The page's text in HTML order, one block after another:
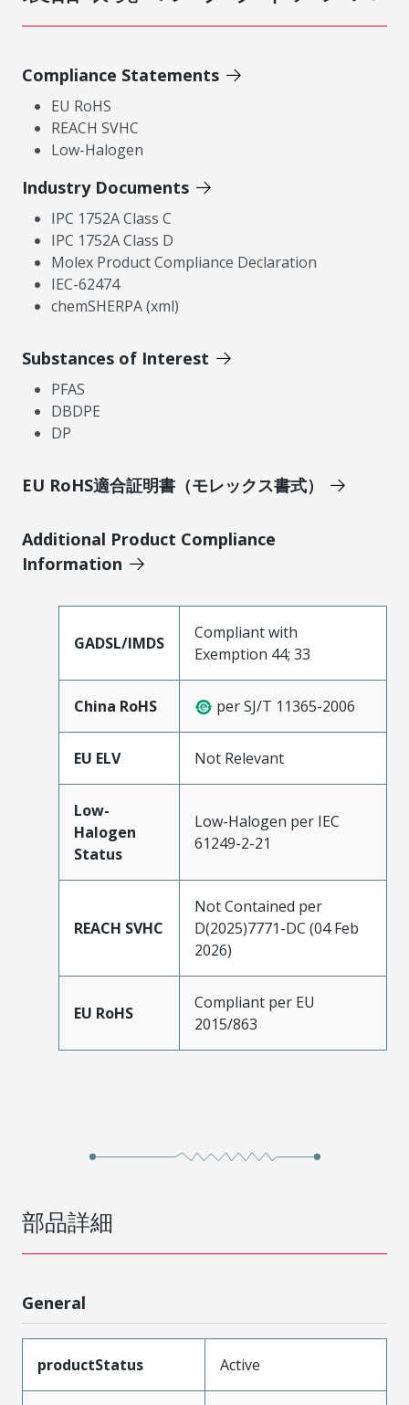
Compliance Statements
EU RoHS
REACH SVHC
Low-Halogen
Industry Documents
IPC 1752A Class C
IPC 1752A Class D
Molex Product Compliance Declaration
IEC-62474
chemSHERPA (xml)
Substances of Interest
PFAS
DBDPE
DP
EU RoHS適合証明書（モレックス書式）
Additional Product Compliance
Information
GADSL/IMDS
Compliant with
Exemption 44; 33
China RoHS per SJ/T 11365-2006
EU ELV Not Relevant
Low-
Halogen
Status
Low-Halogen per IEC
61249-2-21
REACH SVHC
Not Contained per
D(2025)7771-DC (04 Feb
2026)
EU RoHS
Compliant per EU
2015/863
部品詳細
General
productStatus Active